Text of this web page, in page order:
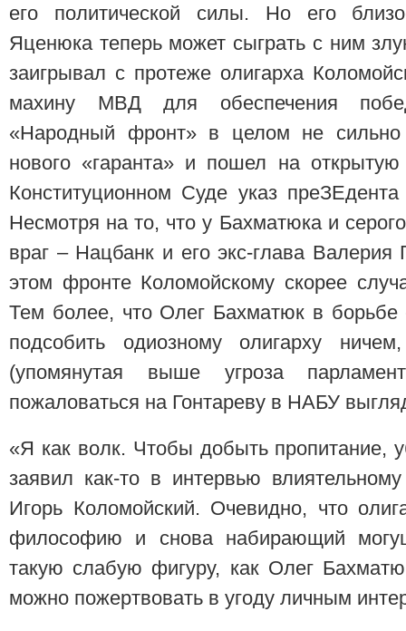
его политической силы. Но его
Яценюка теперь может сыграть с ним
заигрывал с протеже олигарха
махину МВД для обеспечения
«Народный фронт» в целом не
нового «гаранта» и пошел на
Конституционном Суде указ
Несмотря на то, что у Бахматюка и
враг – Нацбанк и его экс-глава Валерия
этом фронте Коломойскому скорее
Тем более, что Олег Бахматюк в
подсобить одиозному олигарху
(упомянутая выше угроза
пожаловаться на Гонтареву в НАБУ
«Я как волк. Чтобы добыть
заявил как-то в интервью
Игорь Коломойский. Очевидно, что
философию и снова набирающий
такую слабую фигуру, как Олег
можно пожертвовать в угоду личным